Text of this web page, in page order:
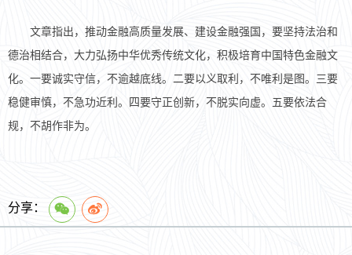
文章指出，推动金融高质量发展、建设金融强国，要坚持法治和
德治相结合，大力弘扬中华优秀传统文化，积极培育中国特色金融文
化。一要诚实守信，不逾越底线。二要以义取利，不唯利是图。三要
稳健审慎，不急功近利。四要守正创新，不脱实向虚。五要依法合
规，不胡作非为。
分享：